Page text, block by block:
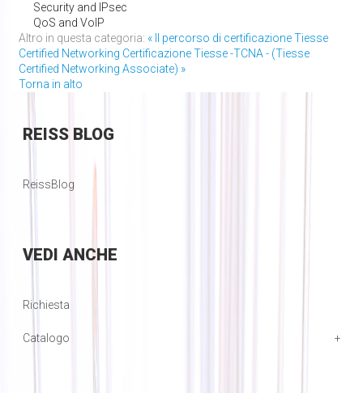
Security and IPsec
QoS and VoIP
Altro in questa categoria: « Il percorso di certificazione Tiesse
Certified Networking Certificazione Tiesse -TCNA - (Tiesse
Certified Networking Associate) »
Torna in alto
REISSBLOG
ReissBlog
VEDI ANCHE
Richiesta
Catalogo